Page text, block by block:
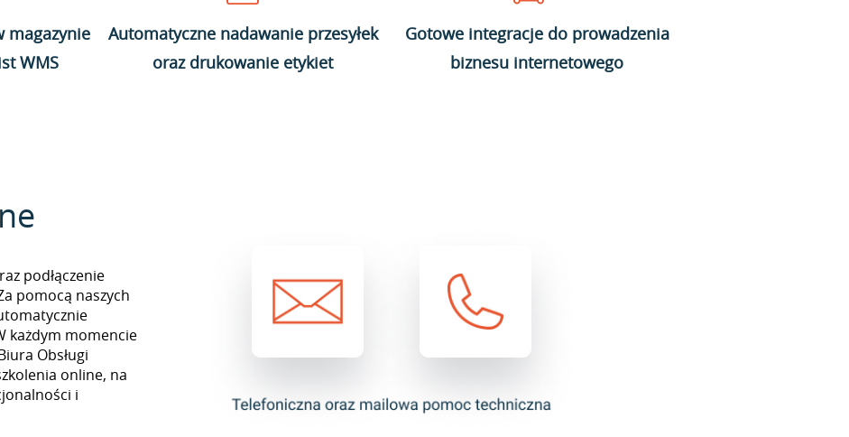
magazynie
WMS
Automatyczne nadawanie przesyłek
oraz drukowanie etykiet
Gotowe integracje do prowadzenia
biznesu internetowego
podłączenie
pomocą naszych
każdym momencie
Obsługi
online, na
i